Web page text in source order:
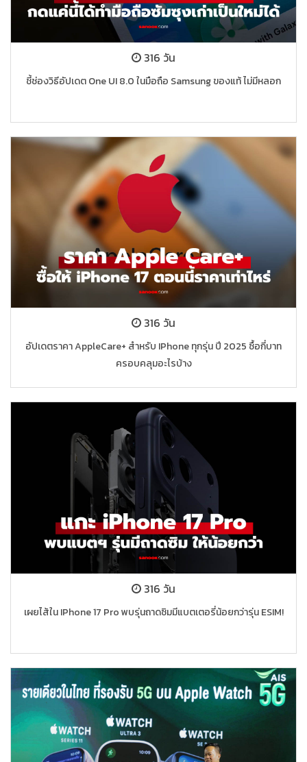
316 วัน
ชี้ช่องวิธีอัปเดต One UI 8.0 ในมือถือ Samsung ของแท้ ไม่มีหลอก
316 วัน
อัปเดตราคา AppleCare+ สำหรับ IPhone ทุกรุ่น ปี 2025 ซื้อกี่บาท
ครอบคลุมอะไรบ้าง
316 วัน
เผยไส้ใน IPhone 17 Pro พบรุ่นถาดซิมมีแบตเตอรี่น้อยกว่ารุ่น ESIM!